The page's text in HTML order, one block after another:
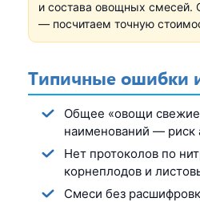
и состава овощных смесей.
— посчитаем точную
Типичные ошибки
Общее «овощи
наименований — риск
Нет протоколов по
корнеплодов и
Смеси без